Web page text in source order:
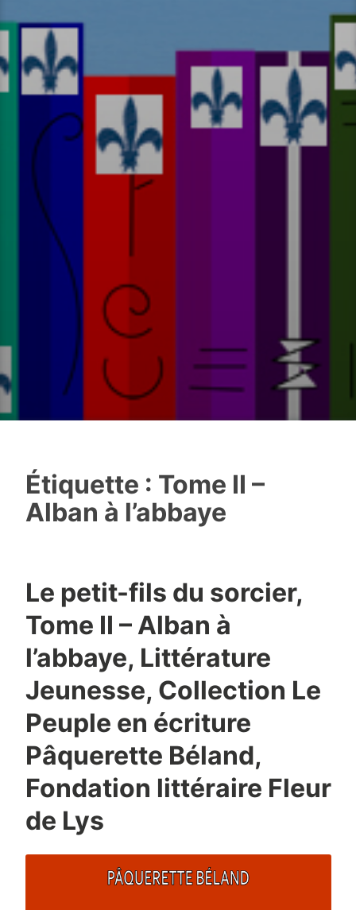
Étiquette : Tome II –
Alban à l’abbaye
Le petit-fils du sorcier,
Tome II – Alban à
l’abbaye, Littérature
Jeunesse, Collection Le
Peuple en écriture
Pâquerette Béland,
Fondation littéraire Fleur
de Lys